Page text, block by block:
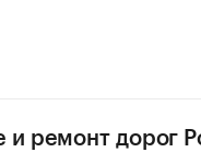
и ремонт дорог